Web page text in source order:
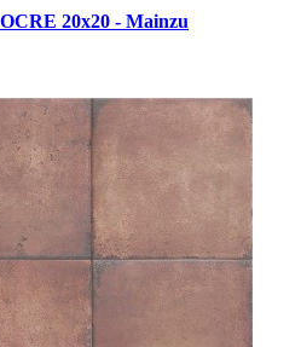
20x20 - Mainzu